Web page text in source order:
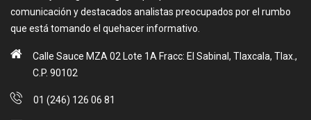
comunicación y destacados analistas preocupados por el rumbo
que está tomando el quehacer informativo.
Calle Sauce MZA 02 Lote 1A Fracc: El Sabinal, Tlaxcala, Tlax.,
C.P. 90102
01 (246) 126 06 81